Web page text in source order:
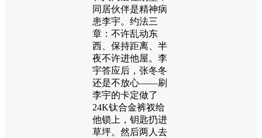
同居伙伴是精神病
患李宇。约法三
章：不许乱动东
西、保持距离、半
夜不许进他屋。李
宇答应后，张冬冬
还是不放心——刷
李宇的卡定做了
24K钛合金裤衩给
他锁上，钥匙扔进
草坪。然后两人去